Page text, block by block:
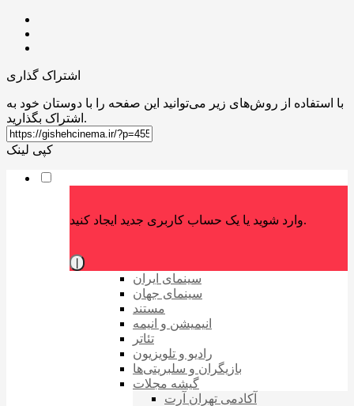
اشتراک گذاری
با استفاده از روش‌های زیر می‌توانید این صفحه را با دوستان خود به
اشتراک بگذارید.
کپی لینک
وارد شوید یا یک حساب کاربری جدید ایجاد کنید.
سینمای ایران
سینمای جهان
مستند
انیمیشن و انیمه
تئاتر
رادیو و تلویزیون
بازیگران و سلبریتی‌ها
گیشه مجلات
آکادمی تهران آرت